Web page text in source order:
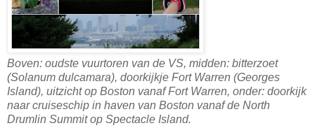
Boven: oudste vuurtoren van de VS, midden: bitterzoet
(Solanum dulcamara), doorkijkje Fort Warren (Georges
Island), uitzicht op Boston vanaf Fort Warren, onder: doorkijk
naar cruiseschip in haven van Boston vanaf de North
Drumlin Summit op Spectacle Island.